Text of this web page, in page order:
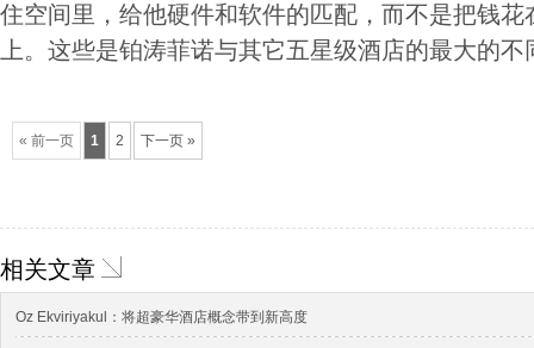
住空间里，给他硬件和软件的匹配，而不是把钱
上。这些是铂涛菲诺与其它五星级酒店的最大的不
« 前一页 1 2 下一页 »
相关文章
Oz Ekviriyakul：将超豪华酒店概念带到新高度